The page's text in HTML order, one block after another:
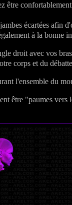
être
écartées afin
à la bonne
droit avec vos
corps et du
l'ensemble du
être "paumes